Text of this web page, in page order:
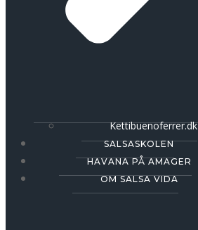
Kettibuenoferrer.dk
SALSASKOLEN
HAVANA PÅ AMAGER
OM SALSA VIDA